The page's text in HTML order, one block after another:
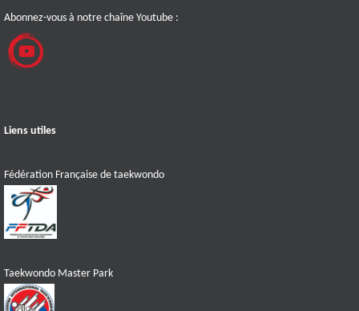
Abonnez-vous à notre chaîne Youtube :
Liens utiles
Fédération Française de taekwondo
Taekwondo Master Park